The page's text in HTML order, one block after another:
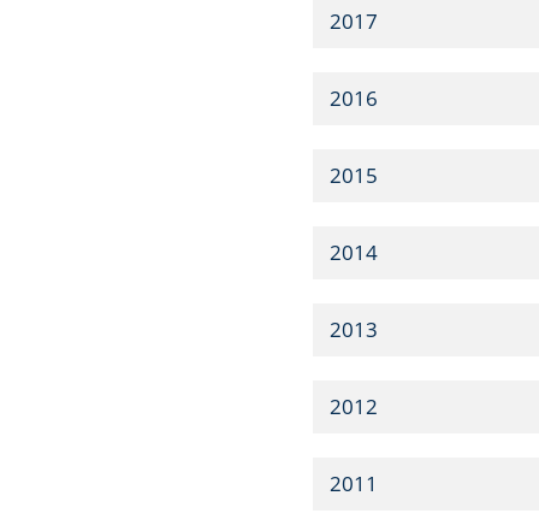
2017
2016
2015
2014
2013
2012
2011